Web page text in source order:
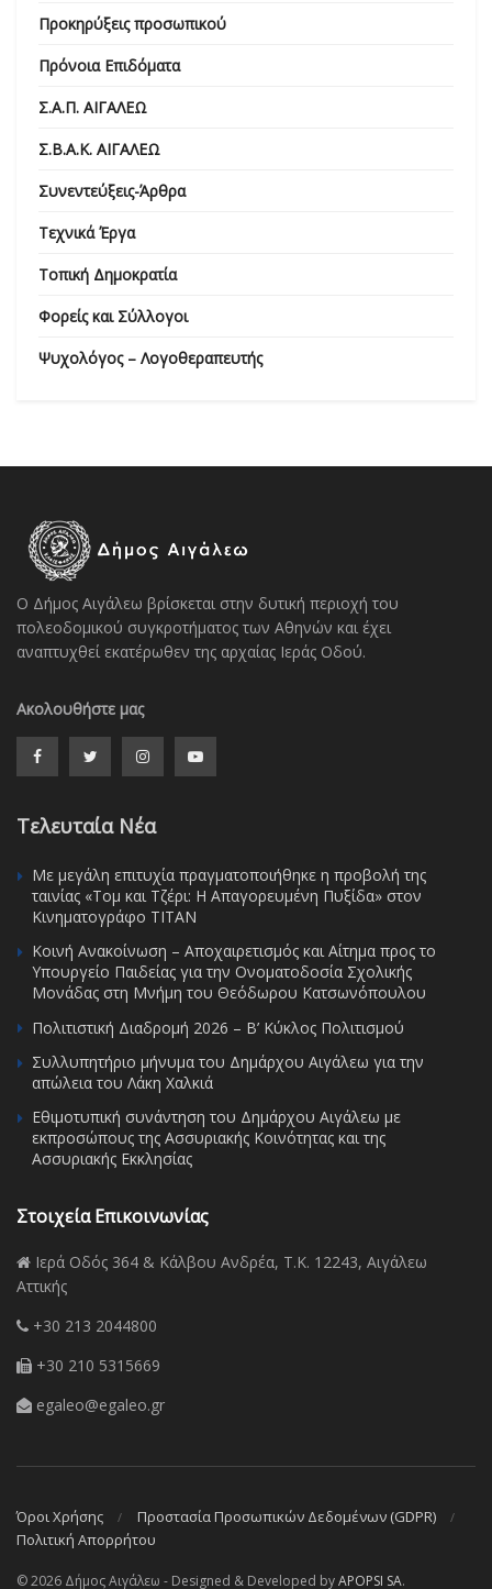
Προκηρύξεις προσωπικού
Πρόνοια Επιδόματα
Σ.Α.Π. ΑΙΓΑΛΕΩ
Σ.Β.Α.Κ. ΑΙΓΑΛΕΩ
Συνεντεύξεις-Άρθρα
Τεχνικά Έργα
Τοπική Δημοκρατία
Φορείς και Σύλλογοι
Ψυχολόγος – Λογοθεραπευτής
Ο Δήμος Αιγάλεω βρίσκεται στην δυτική περιοχή του
πολεοδομικού συγκροτήματος των Αθηνών και έχει
αναπτυχθεί εκατέρωθεν της αρχαίας Ιεράς Οδού.
Ακολουθήστε μας
Τελευταία Νέα
Με μεγάλη επιτυχία πραγματοποιήθηκε η προβολή της
ταινίας «Τομ και Τζέρι: Η Απαγορευμένη Πυξίδα» στον
Κινηματογράφο ΤΙΤΑΝ
Κοινή Ανακοίνωση – Αποχαιρετισμός και Αίτημα προς το
Υπουργείο Παιδείας για την Ονοματοδοσία Σχολικής
Μονάδας στη Μνήμη του Θεόδωρου Κατσωνόπουλου
Πολιτιστική Διαδρομή 2026 – Β’ Κύκλος Πολιτισμού
Συλλυπητήριο μήνυμα του Δημάρχου Αιγάλεω για την
απώλεια του Λάκη Χαλκιά
Εθιμοτυπική συνάντηση του Δημάρχου Αιγάλεω με
εκπροσώπους της Ασσυριακής Κοινότητας και της
Ασσυριακής Εκκλησίας
Στοιχεία Επικοινωνίας
Ιερά Οδός 364 & Κάλβου Ανδρέα, Τ.Κ. 12243, Αιγάλεω
Αττικής
+30 213 2044800
+30 210 5315669
egaleo@egaleo.gr
Όροι Χρήσης
Προστασία Προσωπικών Δεδομένων (GDPR)
Πολιτική Απορρήτου
© 2026 Δήμος Αιγάλεω - Designed & Developed byAPOPSI SA.